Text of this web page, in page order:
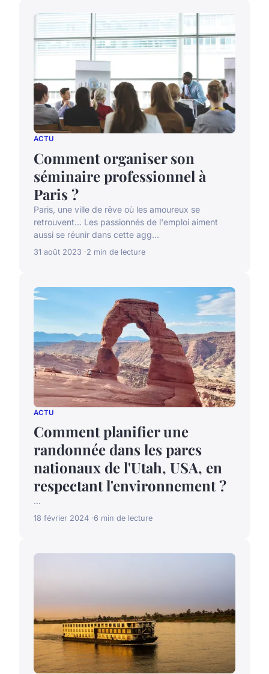
ACTU
Comment organiser son
séminaire professionnel à
Paris ?
Paris, une ville de rêve où les amoureux se
retrouvent… Les passionnés de l'emploi aiment
aussi se réunir dans cette agg...
31 août 2023 2 min de lecture
ACTU
Comment planifier une
randonnée dans les parcs
nationaux de l'Utah, USA, en
respectant l'environnement ?
...
18 février 2024 6 min de lecture